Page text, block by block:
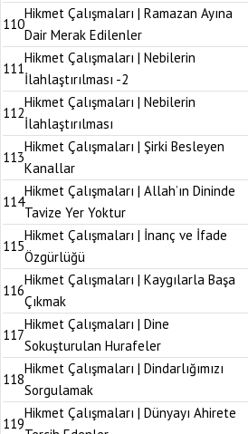
110
Hikmet Çalışmaları | Ramazan Ayına
Dair Merak Edilenler
111
Hikmet Çalışmaları | Nebilerin
İlahlaştırılması -2
112
Hikmet Çalışmaları | Nebilerin
İlahlaştırılması
113
Hikmet Çalışmaları | Şirki Besleyen
Kanallar
114
Hikmet Çalışmaları | Allah’ın Dininde
Tavize Yer Yoktur
115
Hikmet Çalışmaları | İnanç ve İfade
Özgürlüğü
116
Hikmet Çalışmaları | Kaygılarla Başa
Çıkmak
117
Hikmet Çalışmaları | Dine
Sokuşturulan Hurafeler
118
Hikmet Çalışmaları | Dindarlığımızı
Sorgulamak
119
Hikmet Çalışmaları | Dünyayı Ahirete